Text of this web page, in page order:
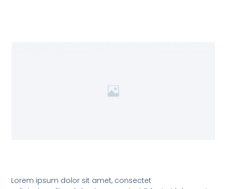
Lorem ipsum dolor sit amet, consectet